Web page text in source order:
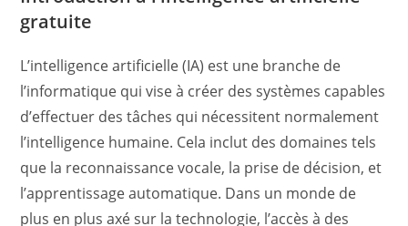
publication :
gratuite
L’intelligence artificielle (IA) est une branche de
l’informatique qui vise à créer des systèmes capables
d’effectuer des tâches qui nécessitent normalement
l’intelligence humaine. Cela inclut des domaines tels
que la reconnaissance vocale, la prise de décision, et
l’apprentissage automatique. Dans un monde de
plus en plus axé sur la technologie, l’accès à des